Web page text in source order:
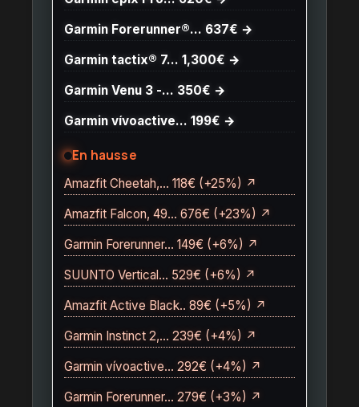
Garmin Forerunner®… 637€ →
Garmin tactix® 7… 1,300€ →
Garmin Venu 3 -… 350€ →
Garmin vívoactive… 199€ →
En hausse
Amazfit Cheetah,… 118€ (+25%) ↗
Amazfit Falcon, 49… 676€ (+23%) ↗
Garmin Forerunner… 149€ (+6%) ↗
SUUNTO Vertical… 529€ (+6%) ↗
Amazfit Active Black.. 89€ (+5%) ↗
Garmin Instinct 2,… 239€ (+4%) ↗
Garmin vívoactive… 292€ (+4%) ↗
Garmin Forerunner… 279€ (+3%) ↗